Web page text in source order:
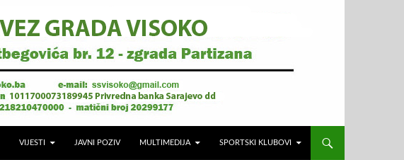
VIJESTI JAVNI POZIV MULTIMEDIJA SPORTSKI KLUBOVI